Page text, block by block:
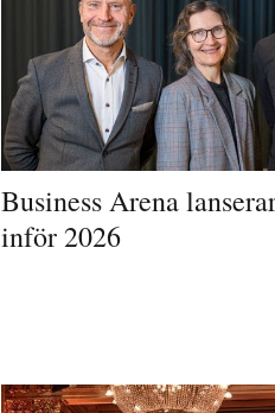
Business Arena
inför 2026